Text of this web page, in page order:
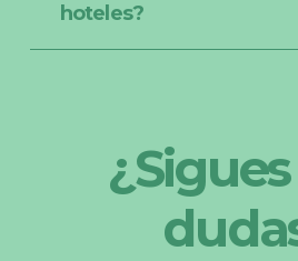
hoteles?